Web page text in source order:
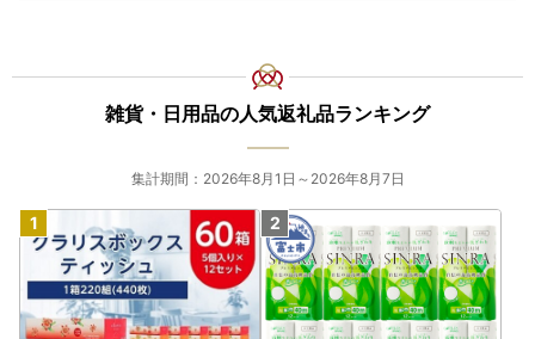
雑貨・日用品の人気返礼品ランキング
集計期間：2026年8月1日～2026年8月7日